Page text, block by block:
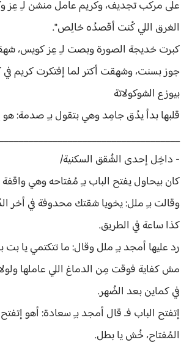
على مركب تجديف، وكريم عامل منشن لـِ عِز
الغرق اللي كُنت أقصدُه خالِص".
كبرت خديجة الصورة وبصت لـِ عِز كويس،
جوز بسنت، وشهقت أكتر لما إفتكرت كريم
بيوزع الشوكولاتة
قلبها بدأ يدُق جامِد وهي بتقول بـِ صدمة:
- داخِل إحدى الشُقق السكنية/
كان بيحاول يفتح الباب بـِ مُفتاحه وهي واقفة
وقالت بـِ ملل: يخويا شقتك محدوفة في أخر
كذا ساعة في الطريق.
رد عليها أمجد بـِ ملل وقال: ما تتكتمي يا
مش كفاية فوقت مِن الدماغ اللي عاملها
في كماين بعد الضُهر.
إتفتح الباب فـ قال أمجد بـِ سعادة: أهو
المُفتاح، خُش يا بطل.